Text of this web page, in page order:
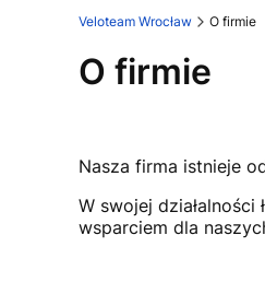
Veloteam Wrocław O firmie
O firmie
Nasza firma istnieje
W swojej
wsparciem dla